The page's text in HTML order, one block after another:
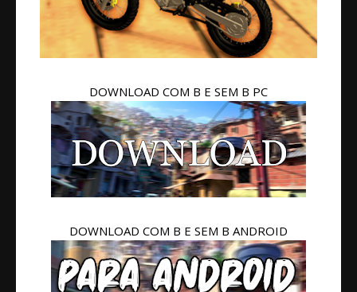
DOWNLOAD COM B E SEM B PC
DOWNLOAD COM B E SEM B ANDROID